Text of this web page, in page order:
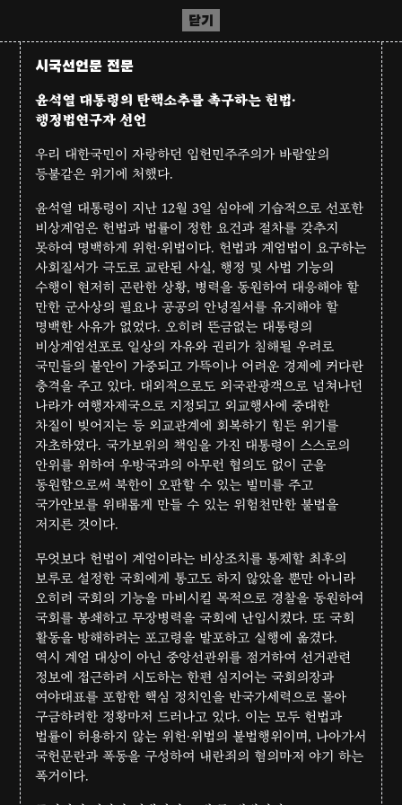
닫기
시국선언문 전문
윤석열 대통령의 탄핵소추를 촉구하는 헌법·
행정법연구자 선언
우리 대한국민이 자랑하던 입헌민주주의가 바람앞의
등불같은 위기에 처했다.
윤석열 대통령이 지난 12월 3일 심야에 기습적으로 선포한
비상계엄은 헌법과 법률이 정한 요건과 절차를 갖추지
못하여 명백하게 위헌·위법이다. 헌법과 계엄법이 요구하는
사회질서가 극도로 교란된 사실, 행정 및 사법 기능의
수행이 현저히 곤란한 상황, 병력을 동원하여 대응해야 할
만한 군사상의 필요나 공공의 안녕질서를 유지해야 할
명백한 사유가 없었다. 오히려 뜬금없는 대통령의
비상계엄선포로 일상의 자유와 권리가 침해될 우려로
국민들의 불안이 가중되고 가뜩이나 어려운 경제에 커다란
충격을 주고 있다. 대외적으로도 외국관광객으로 넘쳐나던
나라가 여행자제국으로 지정되고 외교행사에 중대한
차질이 빚어지는 등 외교관계에 회복하기 힘든 위기를
자초하였다. 국가보위의 책임을 가진 대통령이 스스로의
안위를 위하여 우방국과의 아무런 협의도 없이 군을
동원함으로써 북한이 오판할 수 있는 빌미를 주고
국가안보를 위태롭게 만들 수 있는 위험천만한 불법을
저지른 것이다.
무엇보다 헌법이 계엄이라는 비상조치를 통제할 최후의
보루로 설정한 국회에게 통고도 하지 않았을 뿐만 아니라
오히려 국회의 기능을 마비시킬 목적으로 경찰을 동원하여
국회를 봉쇄하고 무장병력을 국회에 난입시켰다. 또 국회
활동을 방해하려는 포고령을 발포하고 실행에 옮겼다.
역시 계엄 대상이 아닌 중앙선관위를 점거하여 선거관련
정보에 접근하려 시도하는 한편 심지어는 국회의장과
여야대표를 포함한 핵심 정치인을 반국가세력으로 몰아
구금하려한 정황마저 드러나고 있다. 이는 모두 헌법과
법률이 허용하지 않는 위헌·위법의 불법행위이며, 나아가서
국헌문란과 폭동을 구성하여 내란죄의 혐의마저 야기 하는
폭거이다.